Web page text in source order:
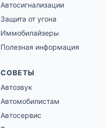
Автосигнализации
Защита от угона
Иммобилайзеры
Полезная информация
СОВЕТЫ
Автозвук
Автомобилистам
Автосервис